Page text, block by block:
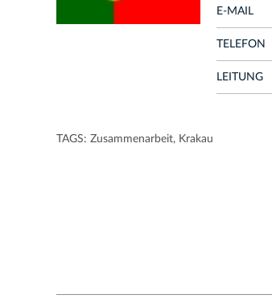
E-MAIL
TELEFON
LEITUNG
TAGS: Zusammenarbeit, Krakau